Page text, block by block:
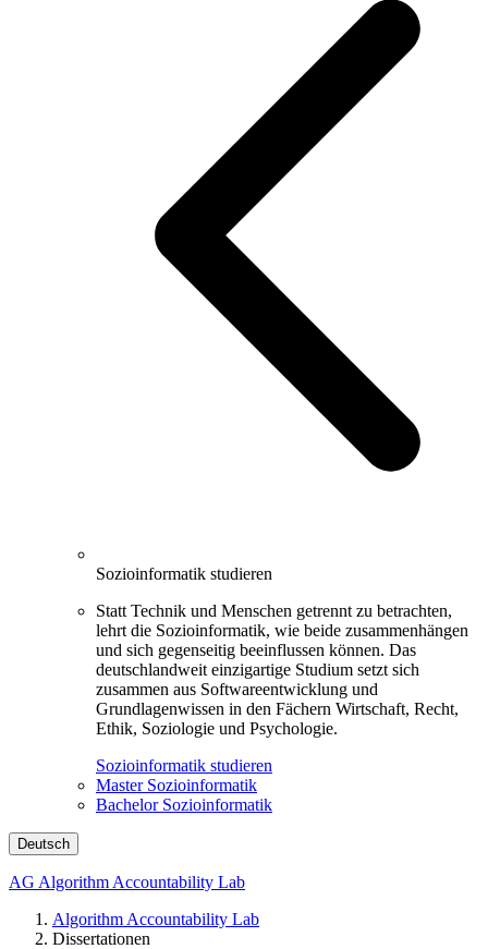
Sozioinformatik studieren
Statt Technik und Menschen getrennt zu betrachten,
lehrt die Sozioinformatik, wie beide zusammenhängen
und sich gegenseitig beeinflussen können. Das
deutschlandweit einzigartige Studium setzt sich
zusammen aus Softwareentwicklung und
Grundlagenwissen in den Fächern Wirtschaft, Recht,
Ethik, Soziologie und Psychologie.
Sozioinformatik studieren
Master Sozioinformatik
Bachelor Sozioinformatik
Deutsch
AG Algorithm Accountability Lab
Algorithm Accountability Lab
Dissertationen